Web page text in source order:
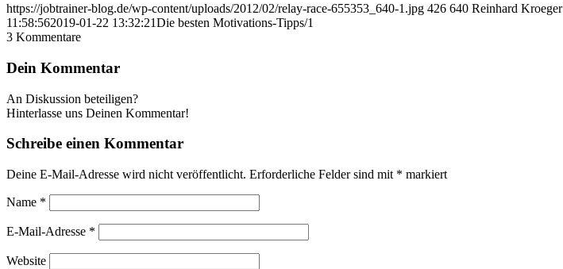
https://jobtrainer-blog.de/wp-content/uploads/2012/02/relay-race-655353_640-1.jpg 426 640 Reinhard Kroeger
11:58:562019-01-22 13:32:21Die besten Motivations-Tipps/1
3 Kommentare
Dein Kommentar
An Diskussion beteiligen?
Hinterlasse uns Deinen Kommentar!
Schreibe einen Kommentar
Deine E-Mail-Adresse wird nicht veröffentlicht. Erforderliche Felder sind mit * markiert
Name *
E-Mail-Adresse *
Website